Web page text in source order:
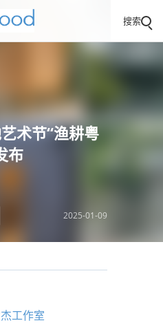
搜索
术节“渔耕粤
布
2025-01-09
工作室